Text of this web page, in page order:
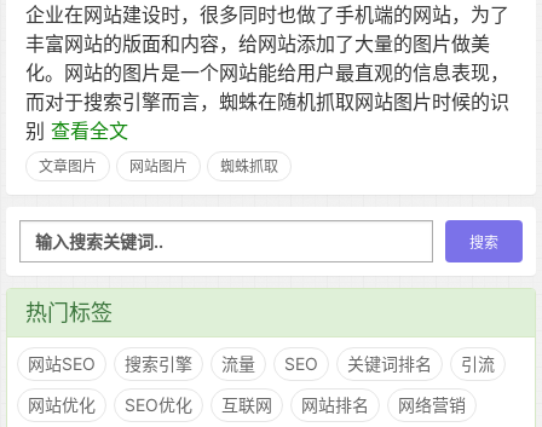
企业在网站建设时，很多同时也做了手机端的网站，为了
丰富网站的版面和内容，给网站添加了大量的图片做美
化。网站的图片是一个网站能给用户最直观的信息表现，
而对于搜索引擎而言，蜘蛛在随机抓取网站图片时候的识
别 查看全文
文章图片 网站图片 蜘蛛抓取
热门标签
网站SEO 搜索引擎 流量 SEO 关键词排名
引流
网站优化
SEO优化 互联网 网站排名 网络营销